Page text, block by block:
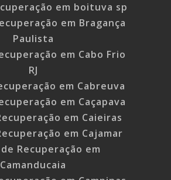
em boituva sp
em Bragança
Paulista
em Cabo Frio
RJ
em Cabreuva
em Caçapava
em Caieiras
em Cajamar
Recuperação em
Camanducaia